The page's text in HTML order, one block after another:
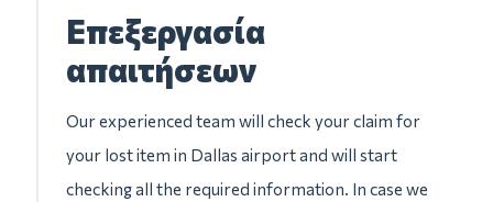
Επεξεργασία
απαιτήσεων
Our experienced team will check your claim for
your lost item in Dallas airport and will start
checking all the required information. In case we